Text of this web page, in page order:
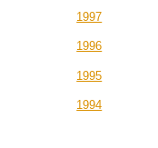
1997
1996
1995
1994